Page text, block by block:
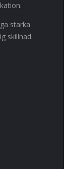
starka
skillnad.